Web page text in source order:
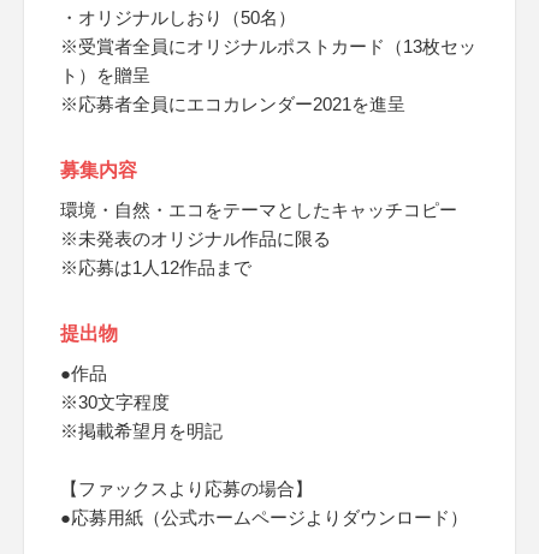
・オリジナルしおり（50名）
※受賞者全員にオリジナルポストカード（13枚セッ
ト）を贈呈
※応募者全員にエコカレンダー2021を進呈
募集内容
環境・自然・エコをテーマとしたキャッチコピー
※未発表のオリジナル作品に限る
※応募は1人12作品まで
提出物
●作品
※30文字程度
※掲載希望月を明記
【ファックスより応募の場合】
●応募用紙（公式ホームページよりダウンロード）